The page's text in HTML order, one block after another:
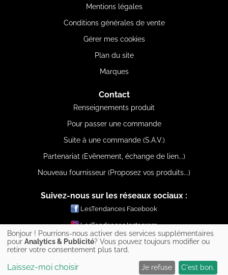
Mentions légales
Conditions générales de vente
Gérer mes cookies
Plan du site
Marques
Contact
Renseignements produit
Pour passer une commande
Suite à une commande (S.A.V.)
Partenariat (Evênement, échange de lien...)
Nouveau fournisseur (Proposez vos produits...)
Suivez-nous sur les réseaux sociaux :
LesTendances Facebook
LesTendances Instagram
LesTendances Pinterest
Bonjour ! Pourrions-nous activer des services supplémentaires
pour Analytics & Publicité? Vous pouvez toujours modifier ou
retirer votre consentement plus tard.
Laissez-moi choisir Je refuse C'est bon.